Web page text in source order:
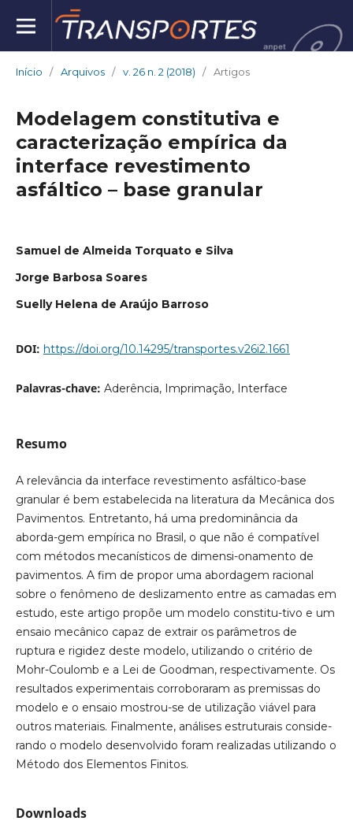
Início / Arquivos / v. 26 n. 2 (2018) / Artigos
Modelagem constitutiva e
caracterização empírica da
interface revestimento
asfáltico – base granular
Samuel de Almeida Torquato e Silva
Jorge Barbosa Soares
Suelly Helena de Araújo Barroso
DOI: https://doi.org/10.14295/transportes.v26i2.1661
Palavras-chave: Aderência, Imprimação, Interface
Resumo
A relevância da interface revestimento asfáltico-base
granular é bem estabelecida na literatura da Mecânica dos
Pavimentos. Entretanto, há uma predominância da
aborda-gem empírica no Brasil, o que não é compatível
com métodos mecanísticos de dimensi-onamento de
pavimentos. A fim de propor uma abordagem racional
sobre o fenômeno de deslizamento entre as camadas em
estudo, este artigo propõe um modelo constitu-tivo e um
ensaio mecânico capaz de extrair os parâmetros de
ruptura e rigidez deste modelo, utilizando o critério de
Mohr-Coulomb e a Lei de Goodman, respectivamente. Os
resultados experimentais corroboraram as premissas do
modelo e o ensaio mostrou-se de utilização viável para
outros materiais. Finalmente, análises estruturais conside-
rando o modelo desenvolvido foram realizadas utilizando o
Método dos Elementos Finitos.
Downloads